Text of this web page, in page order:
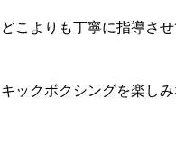
どこよりも丁寧に指導さ
キックボクシングを楽し